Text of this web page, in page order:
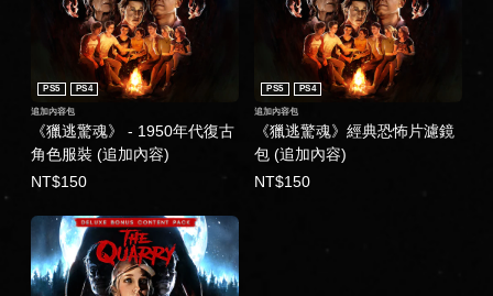
《獵逃驚魂》 - 1950年代復古
角色服裝 (追加內容)
PS5 PS4
追加內容包
NT$150
《獵逃驚魂》經典恐怖片濾鏡
包 (追加內容)
PS5 PS4
追加內容包
NT$150